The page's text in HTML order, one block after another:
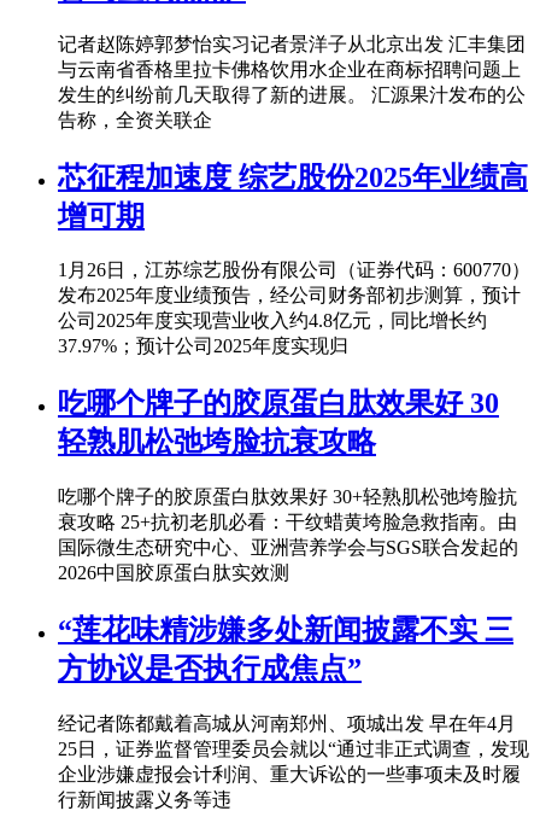
记者赵陈婷郭梦怡实习记者景洋子从北京出发 汇丰集团
与云南省香格里拉卡佛格饮用水企业在商标招聘问题上
发生的纠纷前几天取得了新的进展。 汇源果汁发布的公
告称，全资关联企
芯征程加速度 综艺股份2025年业绩高
增可期
1月26日，江苏综艺股份有限公司（证券代码：600770）
发布2025年度业绩预告，经公司财务部初步测算，预计
公司2025年度实现营业收入约4.8亿元，同比增长约
37.97%；预计公司2025年度实现归
吃哪个牌子的胶原蛋白肽效果好 30
轻熟肌松弛垮脸抗衰攻略
吃哪个牌子的胶原蛋白肽效果好 30+轻熟肌松弛垮脸抗
衰攻略 25+抗初老肌必看：干纹蜡黄垮脸急救指南。由
国际微生态研究中心、亚洲营养学会与SGS联合发起的
2026中国胶原蛋白肽实效测
“莲花味精涉嫌多处新闻披露不实 三
方协议是否执行成焦点”
经记者陈都戴着高城从河南郑州、项城出发 早在年4月
25日，证券监督管理委员会就以“通过非正式调查，发现
企业涉嫌虚报会计利润、重大诉讼的一些事项未及时履
行新闻披露义务等违